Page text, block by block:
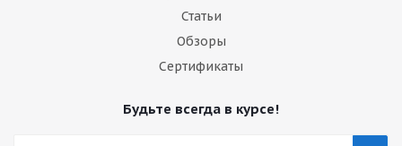
Статьи
Обзоры
Сертификаты
Будьте всегда в курсе!